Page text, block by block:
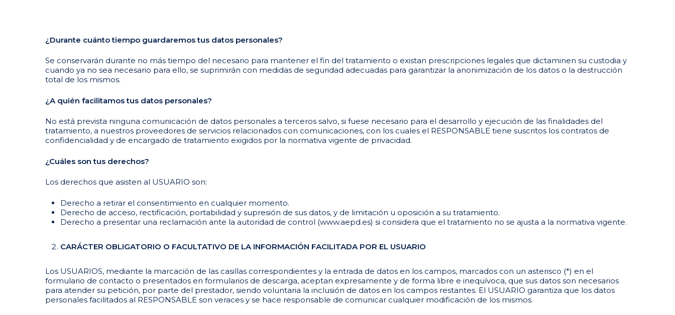
¿Durante cuánto tiempo guardaremos tus datos personales?
Se conservarán durante no más tiempo del necesario para mantener el fin del tratamiento o existan prescripciones legales que dictaminen su custodia y
cuando ya no sea necesario para ello, se suprimirán con medidas de seguridad adecuadas para garantizar la anonimización de los datos o la destrucción
total de los mismos.
¿A quién facilitamos tus datos personales?
No está prevista ninguna comunicación de datos personales a terceros salvo, si fuese necesario para el desarrollo y ejecución de las finalidades del
tratamiento, a nuestros proveedores de servicios relacionados con comunicaciones, con los cuales el RESPONSABLE tiene suscritos los contratos de
confidencialidad y de encargado de tratamiento exigidos por la normativa vigente de privacidad.
¿Cuáles son tus derechos?
Los derechos que asisten al USUARIO son:
Derecho a retirar el consentimiento en cualquier momento.
Derecho de acceso, rectificación, portabilidad y supresión de sus datos, y de limitación u oposición a su tratamiento.
Derecho a presentar una reclamación ante la autoridad de control (www.aepd.es) si considera que el tratamiento no se ajusta a la normativa vigente.
CARÁCTER OBLIGATORIO O FACULTATIVO DE LA INFORMACIÓN FACILITADA POR EL USUARIO
Los USUARIOS, mediante la marcación de las casillas correspondientes y la entrada de datos en los campos, marcados con un asterisco (*) en el
formulario de contacto o presentados en formularios de descarga, aceptan expresamente y de forma libre e inequívoca, que sus datos son necesarios
para atender su petición, por parte del prestador, siendo voluntaria la inclusión de datos en los campos restantes. El USUARIO garantiza que los datos
personales facilitados al RESPONSABLE son veraces y se hace responsable de comunicar cualquier modificación de los mismos.